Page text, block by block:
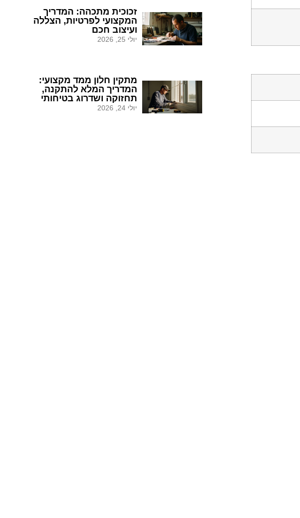
זכוכית מתכהה: המדריך
המקצועי לפרטיות, הצללה
ועיצוב חכם
יולי 25, 2026
מתקין חלון ממד מקצועי:
המדריך המלא להתקנה,
תחזוקה ושדרוג בטיחותי
יולי 24, 2026